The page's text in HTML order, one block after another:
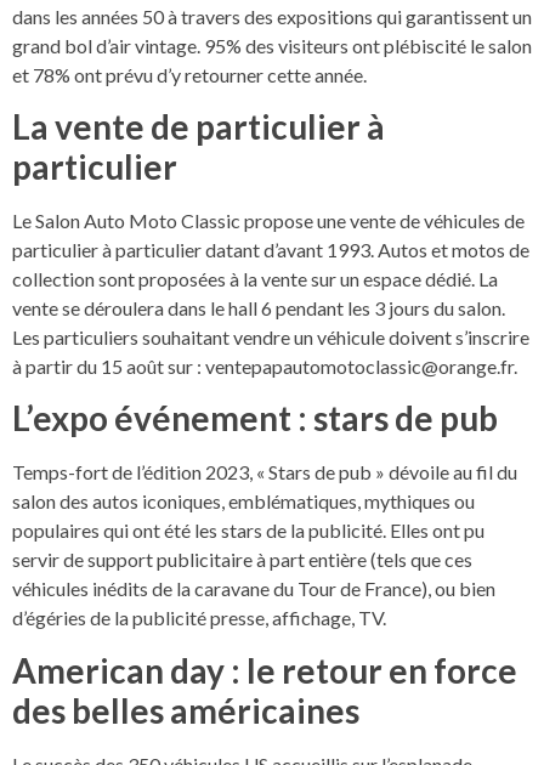
dans les années 50 à travers des expositions qui garantissent un
grand bol d’air vintage. 95% des visiteurs ont plébiscité le salon
et 78% ont prévu d’y retourner cette année.
La vente de particulier à
particulier
Le Salon Auto Moto Classic propose une vente de véhicules de
particulier à particulier datant d’avant 1993. Autos et motos de
collection sont proposées à la vente sur un espace dédié. La
vente se déroulera dans le hall 6 pendant les 3 jours du salon.
Les particuliers souhaitant vendre un véhicule doivent s’inscrire
à partir du 15 août sur : ventepapautomotoclassic@orange.fr.
L’expo événement : stars de pub
Temps-fort de l’édition 2023, « Stars de pub » dévoile au fil du
salon des autos iconiques, emblématiques, mythiques ou
populaires qui ont été les stars de la publicité. Elles ont pu
servir de support publicitaire à part entière (tels que ces
véhicules inédits de la caravane du Tour de France), ou bien
d’égéries de la publicité presse, affichage, TV.
American day : le retour en force
des belles américaines